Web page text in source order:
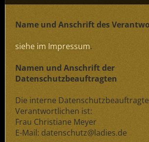
Name und Anschrift des
siehe im Impressum.
Namen und Anschrift der
Datenschutzbeauftragten
Die interne
Verantwortlichen ist:
Frau Christiane Meyer
E-Mail: datenschutz@ladies.de